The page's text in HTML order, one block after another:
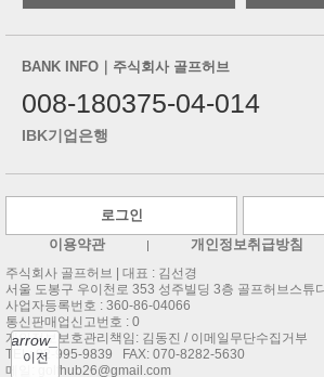
BANK INFO｜주식회사 골프허브
008-180375-04-014
IBK기업은행
로그인
이용약관
개인정보취급방침
주식회사 골프허브 |
대표 : 김선경
서울 도봉구 우이천로 353 성주빌딩 3층 골프허브스튜
사업자등록번호 : 360-86-04066
통신판매업신고번호 : 0
개인정보보호관리책임: 김동진 / 이메일무단수집거부
TEL:02-995-9839
FAX: 070-8282-5630
메일:
golfhub26@gmail.com
arrow_back
이전